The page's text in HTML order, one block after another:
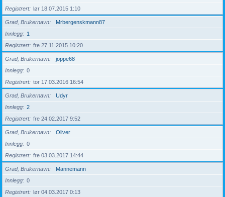
Registrert
lør 18.07.2015 1:10
Grad, Brukernavn
Mrbergenskmann87
Innlegg
1
Registrert
fre 27.11.2015 10:20
Grad, Brukernavn
joppe68
Innlegg
0
Registrert
tor 17.03.2016 16:54
Grad, Brukernavn
Udyr
Innlegg
2
Registrert
fre 24.02.2017 9:52
Grad, Brukernavn
Oliver
Innlegg
0
Registrert
fre 03.03.2017 14:44
Grad, Brukernavn
Mannemann
Innlegg
0
Registrert
lør 04.03.2017 0:13